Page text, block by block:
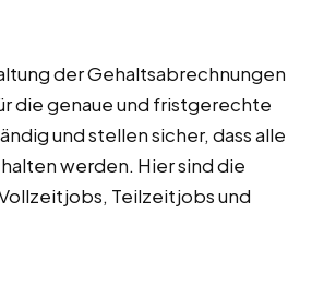
der Gehaltsabrechnungen
die genaue und fristgerechte
und stellen sicher, dass alle
werden. Hier sind die
Teilzeitjobs und